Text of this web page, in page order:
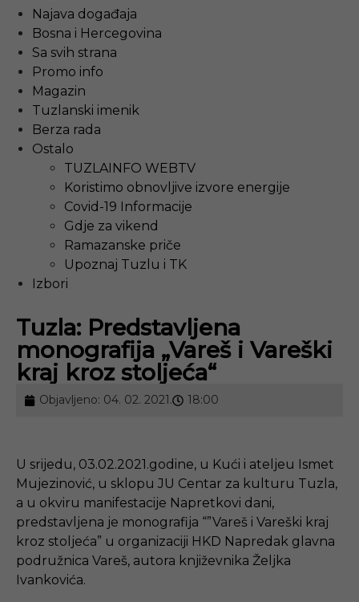
Najava događaja
Bosna i Hercegovina
Sa svih strana
Promo info
Magazin
Tuzlanski imenik
Berza rada
Ostalo
TUZLAINFO WEBTV
Koristimo obnovljive izvore energije
Covid-19 Informacije
Gdje za vikend
Ramazanske priče
Upoznaj Tuzlu i TK
Izbori
Tuzla: Predstavljena
monografija „Vareš i Vareški
kraj kroz stoljeća“
Objavljeno: 04. 02. 2021. 18:00
U srijedu, 03.02.2021.godine, u Kući i ateljeu Ismet
Mujezinović, u sklopu JU Centar za kulturu Tuzla,
a u okviru manifestacije Napretkovi dani,
predstavljena je monografija “”Vareš i Vareški kraj
kroz stoljeća” u organizaciji HKD Napredak glavna
podružnica Vareš, autora književnika Željka
Ivankovića.